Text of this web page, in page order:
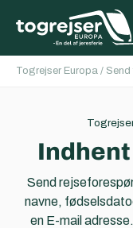
Togrejser Europa / Send
Send
navne,
en E-mail